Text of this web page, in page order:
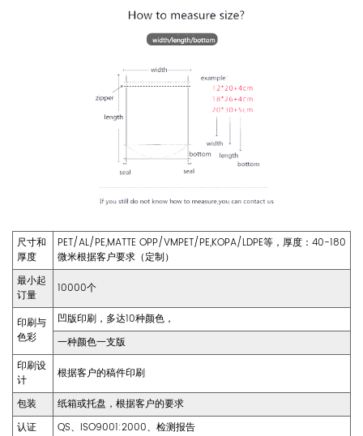
尺寸和
厚度
PET/AL/PE,MATTE OPP/VMPET/PE,KOPA/LDPE等，厚度：40-180
微米根据客户要求（定制）
最小起
订量
10000个
印刷与
色彩
凹版印刷，多达10种颜色，
一种颜色一支版
印刷设
计
根据客户的稿件印刷
包装
纸箱或托盘，根据客户的要求
认证
QS、ISO9001:2000、检测报告